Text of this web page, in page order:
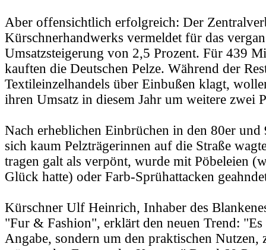
Aber offensichtlich erfolgreich: Der
Kürschnerhandwerks vermeldet für das
Umsatzsteigerung von 2,5 Prozent. Für 439
kauften die Deutschen Pelze. Während der
Textileinzelhandels über Einbußen klagt,
ihren Umsatz in diesem Jahr um weitere zwei
Nach erheblichen Einbrüchen in den 80er und
sich kaum Pelzträgerinnen auf die Straße
tragen galt als verpönt, wurde mit Pöbeleien
Glück hatte) oder Farb-Sprühattacken
Kürschner Ulf Heinrich, Inhaber des
"Fur & Fashion", erklärt den neuen Trend:
Angabe, sondern um den praktischen Nutzen,